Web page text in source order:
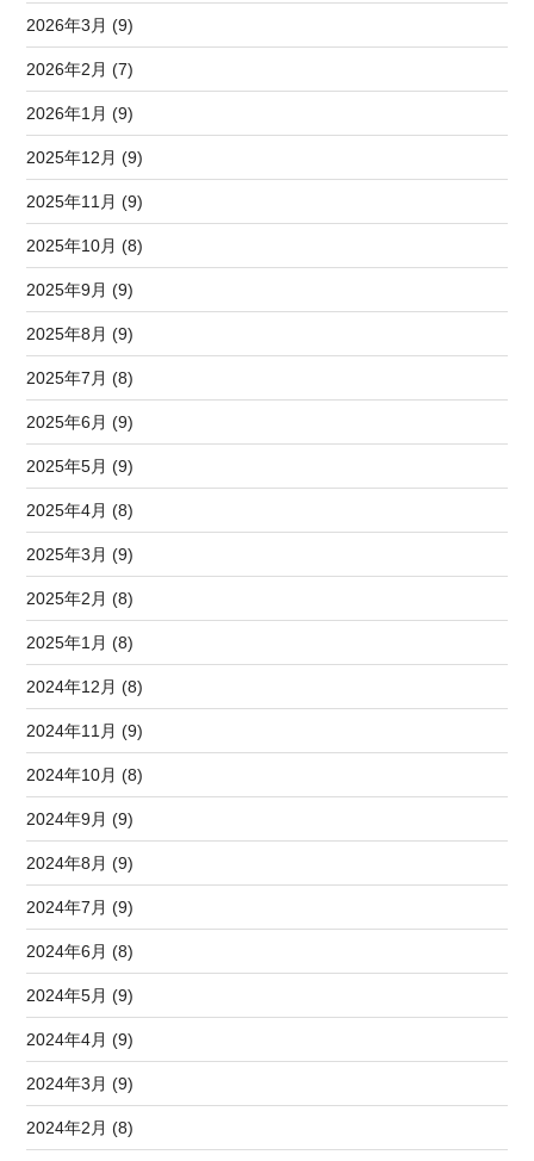
2026年3月 (9)
2026年2月 (7)
2026年1月 (9)
2025年12月 (9)
2025年11月 (9)
2025年10月 (8)
2025年9月 (9)
2025年8月 (9)
2025年7月 (8)
2025年6月 (9)
2025年5月 (9)
2025年4月 (8)
2025年3月 (9)
2025年2月 (8)
2025年1月 (8)
2024年12月 (8)
2024年11月 (9)
2024年10月 (8)
2024年9月 (9)
2024年8月 (9)
2024年7月 (9)
2024年6月 (8)
2024年5月 (9)
2024年4月 (9)
2024年3月 (9)
2024年2月 (8)